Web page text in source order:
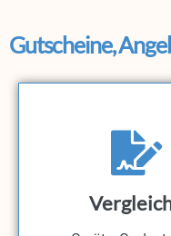
Gutscheine,